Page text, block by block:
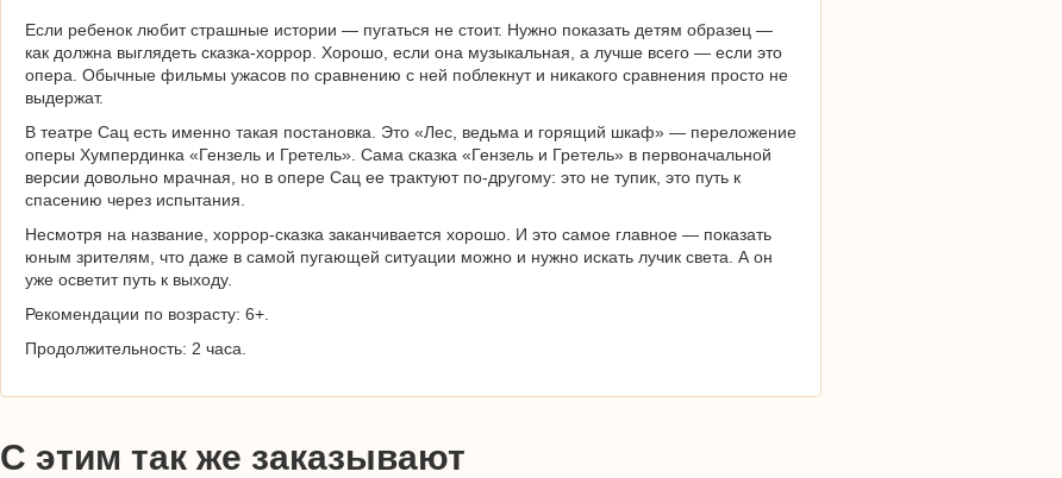
Если ребенок любит страшные истории — пугаться не стоит. Нужно показать детям образец —
как должна выглядеть сказка-хоррор. Хорошо, если она музыкальная, а лучше всего — если это
опера. Обычные фильмы ужасов по сравнению с ней поблекнут и никакого сравнения просто не
выдержат.
В театре Сац есть именно такая постановка. Это «Лес, ведьма и горящий шкаф» — переложение
оперы Хумпердинка «Гензель и Гретель». Сама сказка «Гензель и Гретель» в первоначальной
версии довольно мрачная, но в опере Сац ее трактуют по-другому: это не тупик, это путь к
спасению через испытания.
Несмотря на название, хоррор-сказка заканчивается хорошо. И это самое главное — показать
юным зрителям, что даже в самой пугающей ситуации можно и нужно искать лучик света. А он
уже осветит путь к выходу.
Рекомендации по возрасту: 6+.
Продолжительность: 2 часа.
С этим так же заказывают